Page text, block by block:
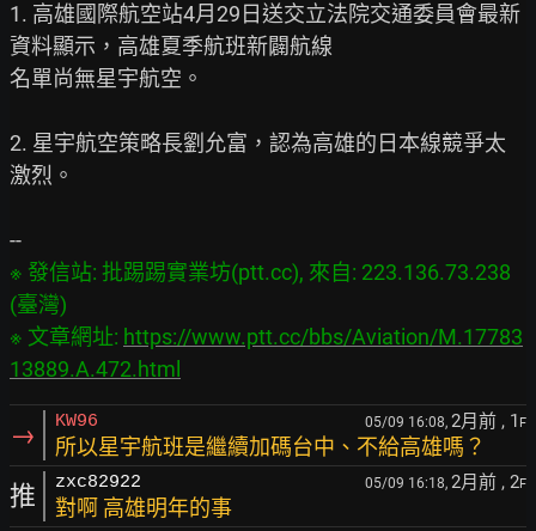
1. 高雄國際航空站4月29日送交立法院交通委員會最新
資料顯示，高雄夏季航班新闢航線
名單尚無星宇航空。
2. 星宇航空策略長劉允富，認為高雄的日本線競爭太
激烈。
※ 發信站: 批踢踢實業坊(ptt.cc), 來自: 223.136.73.238
(臺灣)
※ 文章網址: https://www.ptt.cc/bbs/Aviation/M.17783
13889.A.472.html
→ KW96 05/09 16:08, 2月前 , 1 F
所以星宇航班是繼續加碼台中、不給高雄嗎？
推 zxc82922 05/09 16:18, 2月前 , 2F
對啊 高雄明年的事